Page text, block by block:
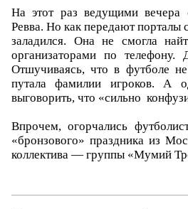
На этот раз ведущими вечера
Ревва. Но как передают порталы
заладился. Она не смогла
организаторами по
Отшучиваясь, что в футболе
путала фамилии игроков. А
выговорить, что «сильно
Впрочем, огорчались
«бронзового» праздника из
коллектива — группы «Мумий